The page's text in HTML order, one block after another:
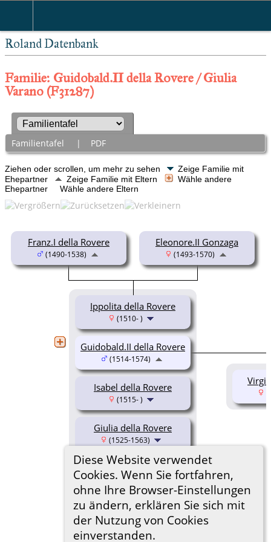
Roland Datenbank
Diese Website verwendet
Cookies. Wenn Sie fortfahren,
ohne Ihre Browser-Einstellungen
zu ändern, erklären Sie sich mit
der Nutzung von Cookies
einverstanden.
Familie: Guidobald.II della Rovere / Giulia
Varano (F31287)
Familientafel | PDF
Ziehen oder scrollen, um mehr zu sehen
Zeige Familie mit
Ehepartner
Zeige Familie mit Eltern
Wähle andere
Ehepartner
Wähle andere Eltern
Franz.I della Rovere
(1490-1538)
Eleonore.II Gonzaga
(1493-1570)
Ippolita della Rovere
(1510- )
Isabel della Rovere
(1515- )
Giulia della Rovere
(1525-1563)
Giulio della Rovere
(1533-1578)
Guidobald.II della Rovere
(1514-1574)